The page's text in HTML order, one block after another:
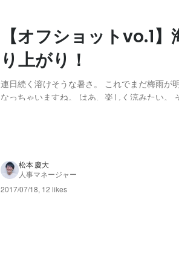
【オフショットvo.1
り上がり！
連日続く溶けそうな暑さ。 これでまだ梅雨が
なっちゃいますね。 はあ、楽しく涼みたい。
松本 慶大
人事マネージャー
2017/07/18, 12 likes